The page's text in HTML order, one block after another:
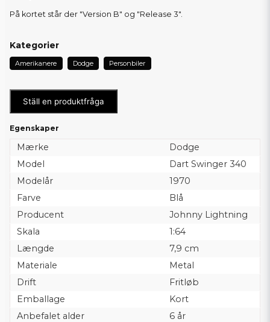
På kortet står der "Version B" og "Release 3".
Kategorier
Amerikanere Dodge Personbiler
Ställ en produktfråga
Egenskaper
Mærke
Dodge
Model
Dart Swinger 340
Modelår
1970
Farve
Blå
Producent
Johnny Lightning
Skala
1:64
Længde
7,9 cm
Materiale
Metal
Drift
Fritløb
Emballage
Kort
Anbefalet alder
6 år